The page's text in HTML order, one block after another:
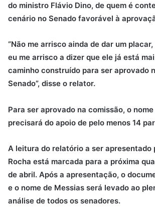
do ministro Flávio Dino, de quem é
cenário no Senado favorável à
“Não me arrisco ainda de dar um
eu me arrisco a dizer que ele já está
caminho construído para ser aprovado
Senado”, disse o relator.
Para ser aprovado na comissão, o
precisará do apoio de pelo menos 14
A leitura do relatório a ser apresentado
Rocha está marcada para a próxima
de abril. Após a apresentação, o
e o nome de Messias será levado ao
análise de todos os senadores.